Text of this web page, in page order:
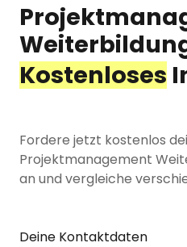
Kostenloses
Fordere jetzt kostenlos
Projektmanagement
an und vergleiche
Deine Kontaktdaten